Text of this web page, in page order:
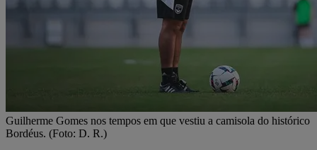
Guilherme Gomes nos tempos em que vestiu a camisola do histórico
Bordéus. (Foto: D. R.)